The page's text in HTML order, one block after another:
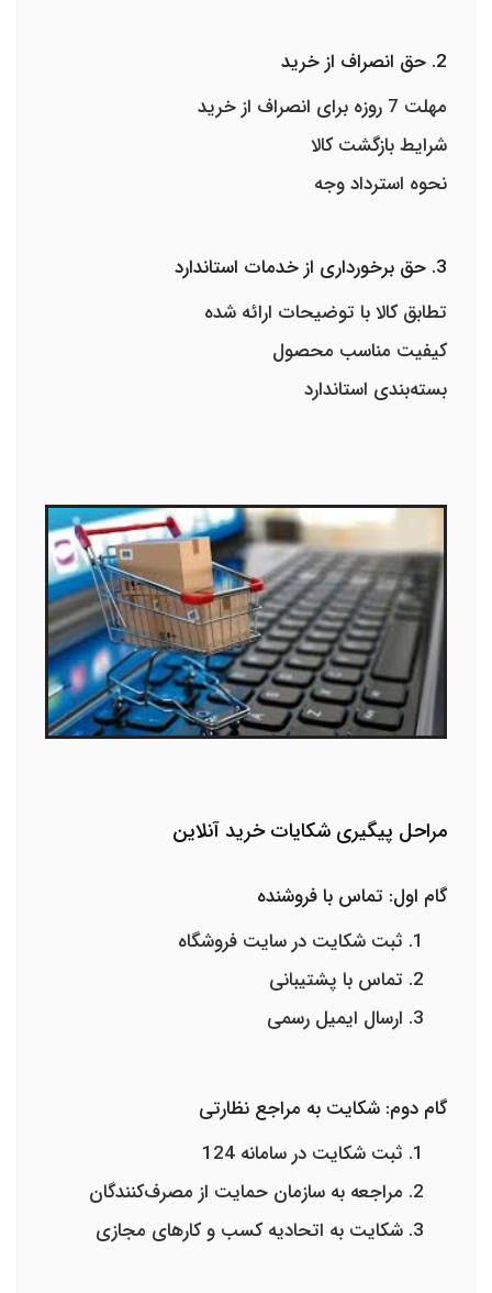
2. حق انصراف از خرید
مهلت 7 روزه برای انصراف از خرید
شرایط بازگشت کالا
نحوه استرداد وجه
3. حق برخورداری از خدمات استاندارد
تطابق کالا با توضیحات ارائه شده
کیفیت مناسب محصول
بسته‌بندی استاندارد
مراحل پیگیری شکایات خرید آنلاین
گام اول: تماس با فروشنده
ثبت شکایت در سایت فروشگاه
تماس با پشتیبانی
ارسال ایمیل رسمی
گام دوم: شکایت به مراجع نظارتی
ثبت شکایت در سامانه 124
مراجعه به سازمان حمایت از مصرف‌کنندگان
شکایت به اتحادیه کسب و کارهای مجازی